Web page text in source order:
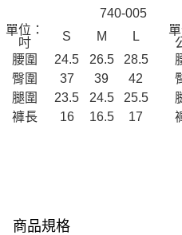
740-005
單位：
吋
S M L
腰圍
24.5 26.5 28.5
臀圍
37 39 42
腿圍
23.5 24.5 25.5
褲長
16 16.5 17
商品規格